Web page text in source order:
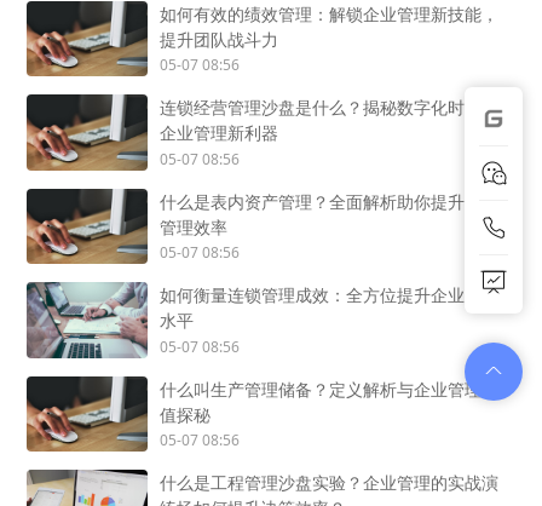
如何有效的绩效管理：解锁企业管理新技能，
提升团队战斗力
05-07 08:56
连锁经营管理沙盘是什么？揭秘数字化时代的
企业管理新利器
05-07 08:56
什么是表内资产管理？全面解析助你提升企业
管理效率
05-07 08:56
如何衡量连锁管理成效：全方位提升企业管理
水平
05-07 08:56
什么叫生产管理储备？定义解析与企业管理价
值探秘
05-07 08:56
什么是工程管理沙盘实验？企业管理的实战演